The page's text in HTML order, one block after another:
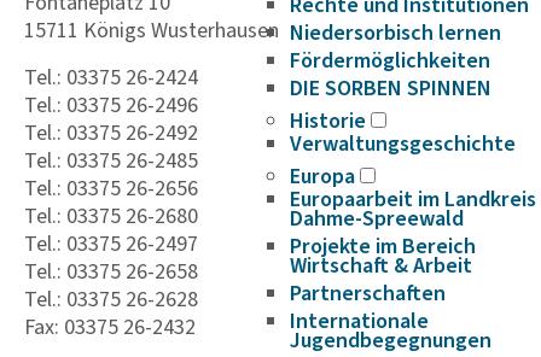
Niedersorbisch lernen
Fördermöglichkeiten
DIE SORBEN SPINNEN
Historie
Verwaltungsgeschichte
Europa
Europaarbeit im Landkreis
Dahme-Spreewald
Projekte im Bereich
Wirtschaft & Arbeit
Partnerschaften
Internationale
Jugendbegegnungen
15711 Königs Wusterhausen
Tel.: 03375 26-2424
Tel.: 03375 26-2496
Tel.: 03375 26-2492
Tel.: 03375 26-2485
Tel.: 03375 26-2656
Tel.: 03375 26-2680
Tel.: 03375 26-2497
Tel.: 03375 26-2658
Tel.: 03375 26-2628
Fax: 03375 26-2432